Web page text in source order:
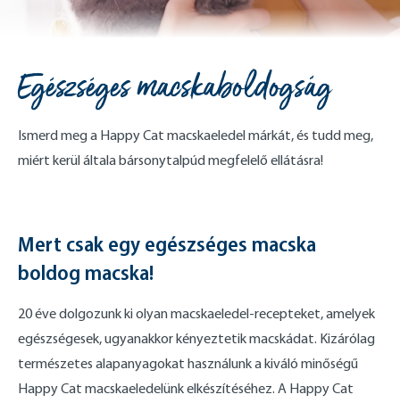
Egészséges macskaboldogság
Ismerd meg a Happy Cat macskaeledel márkát, és tudd meg,
miért kerül általa bársonytalpúd megfelelő ellátásra!
Mert csak egy egészséges macska
boldog macska!
20 éve dolgozunk ki olyan macskaeledel-recepteket, amelyek
egészségesek, ugyanakkor kényeztetik macskádat. Kizárólag
természetes alapanyagokat használunk a kiváló minőségű
Happy Cat macskaeledelünk elkészítéséhez. A Happy Cat